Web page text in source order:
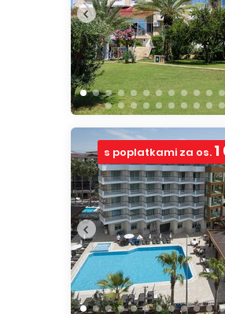
s poplatkami za os.